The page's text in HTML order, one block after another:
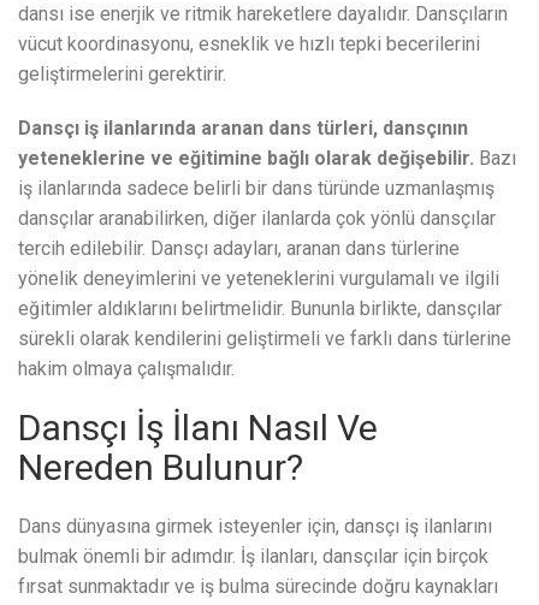
dansı ise enerjik ve ritmik hareketlere dayalıdır. Dansçıların
vücut koordinasyonu, esneklik ve hızlı tepki becerilerini
geliştirmelerini gerektirir.
Dansçı iş ilanlarında aranan dans türleri, dansçının
yeteneklerine ve eğitimine bağlı olarak değişebilir. Bazı
iş ilanlarında sadece belirli bir dans türünde uzmanlaşmış
dansçılar aranabilirken, diğer ilanlarda çok yönlü dansçılar
tercih edilebilir. Dansçı adayları, aranan dans türlerine
yönelik deneyimlerini ve yeteneklerini vurgulamalı ve ilgili
eğitimler aldıklarını belirtmelidir. Bununla birlikte, dansçılar
sürekli olarak kendilerini geliştirmeli ve farklı dans türlerine
hakim olmaya çalışmalıdır.
Dansçı İş İlanı Nasıl Ve
Nereden Bulunur?
Dans dünyasına girmek isteyenler için, dansçı iş ilanlarını
bulmak önemli bir adımdır. İş ilanları, dansçılar için birçok
fırsat sunmaktadır ve iş bulma sürecinde doğru kaynakları